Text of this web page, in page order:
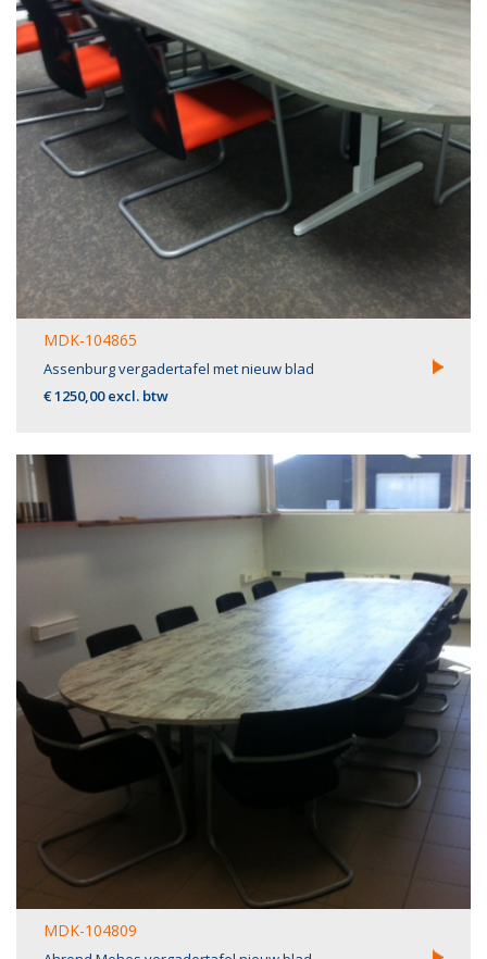
MDK-104865
Assenburg vergadertafel met nieuw blad
€ 1250,00 excl. btw
MDK-104809